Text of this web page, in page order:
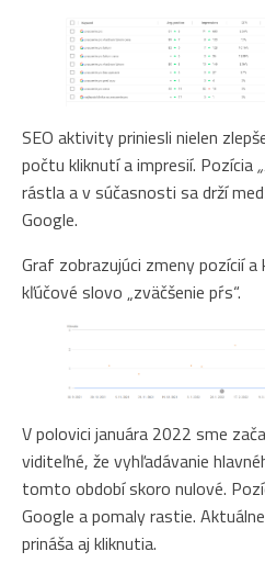
SEO aktivity priniesli nielen
počtu kliknutí a impresií. Pozícia
rástla a v súčasnosti sa drží
Google.
Graf zobrazujúci zmeny pozícií a
kľúčové slovo „zväčšenie pŕs“.
V polovici januára 2022 sme
viditeľné, že vyhľadávanie
tomto období skoro nulové.
Google a pomaly rastie.
prináša aj kliknutia.